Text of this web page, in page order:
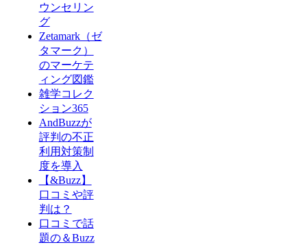
ウンセリン
グ
Zetamark（ゼ
タマーク）
のマーケテ
ィング図鑑
雑学コレク
ション365
AndBuzzが
評判の不正
利用対策制
度を導入
【&Buzz】
口コミや評
判は？
口コミで話
題の＆Buzz